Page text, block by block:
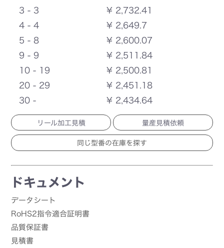
3 - 3
¥ 2,732.41
4 - 4
¥ 2,649.7
5 - 8
¥ 2,600.07
9 - 9
¥ 2,511.84
10 - 19
¥ 2,500.81
20 - 29
¥ 2,451.18
30 -
¥ 2,434.64
リール加工見積 量産見積依頼
ドキュメント
データシート
RoHS2指令適合証明書
品質保証書
見積書